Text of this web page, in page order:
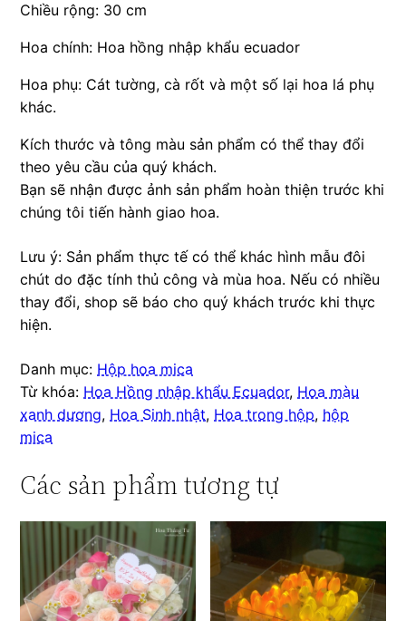
Chiều rộng: 30 cm
Hoa chính: Hoa hồng nhập khẩu ecuador
Hoa phụ: Cát tường, cà rốt và một số lại hoa lá phụ
khác.
Kích thước và tông màu sản phẩm có thể thay đổi
theo yêu cầu của quý khách.
Bạn sẽ nhận được ảnh sản phẩm hoàn thiện trước khi
chúng tôi tiến hành giao hoa.
Lưu ý: Sản phẩm thực tế có thể khác hình mẫu đôi
chút do đặc tính thủ công và mùa hoa. Nếu có nhiều
thay đổi, shop sẽ báo cho quý khách trước khi thực
hiện.
Danh mục: Hộp hoa mica
Từ khóa: Hoa Hồng nhập khẩu Ecuador, Hoa màu
xanh dương, Hoa Sinh nhật, Hoa trong hộp, hộp
mica
Các sản phẩm tương tự